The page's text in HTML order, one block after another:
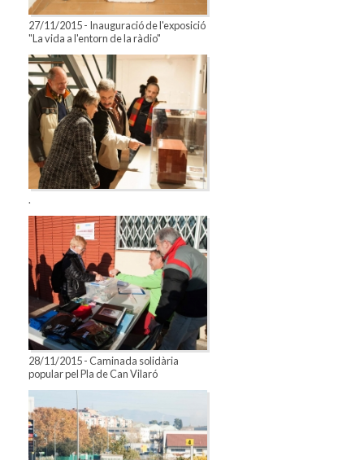
27/11/2015 - Inauguració de l'exposició
"La vida a l'entorn de la ràdio"
.
28/11/2015 - Caminada solidària
popular pel Pla de Can Vilaró